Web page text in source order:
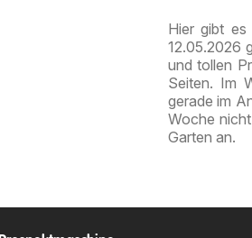
Hier gibt
12.05.2026
und tollen
Seiten. Im
gerade im
Woche
Garten an.